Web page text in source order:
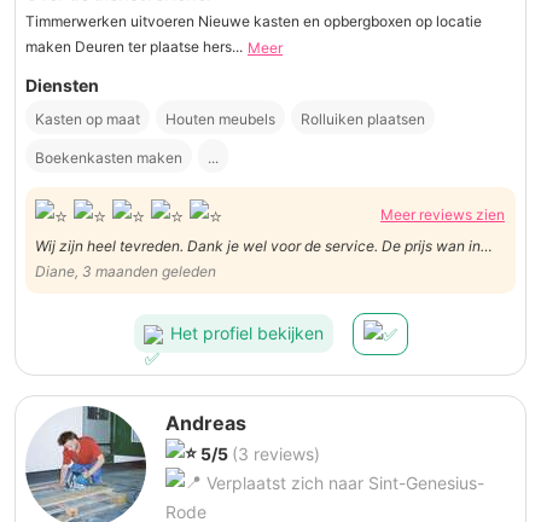
Timmerwerken uitvoeren Nieuwe kasten en opbergboxen op locatie
maken Deuren ter plaatse hers... Meer
Diensten
Kasten op maat Houten meubels Rolluiken plaatsen
Boekenkasten maken ...
Meer reviews zien
Wij zijn heel tevreden. Dank je wel voor de service. De prijs wan in
orde voor ons
Diane, 3 maanden geleden
Het profiel bekijken
Andreas
5/5 (3 reviews)
Verplaatst zich naar Sint-Genesius-
Rode